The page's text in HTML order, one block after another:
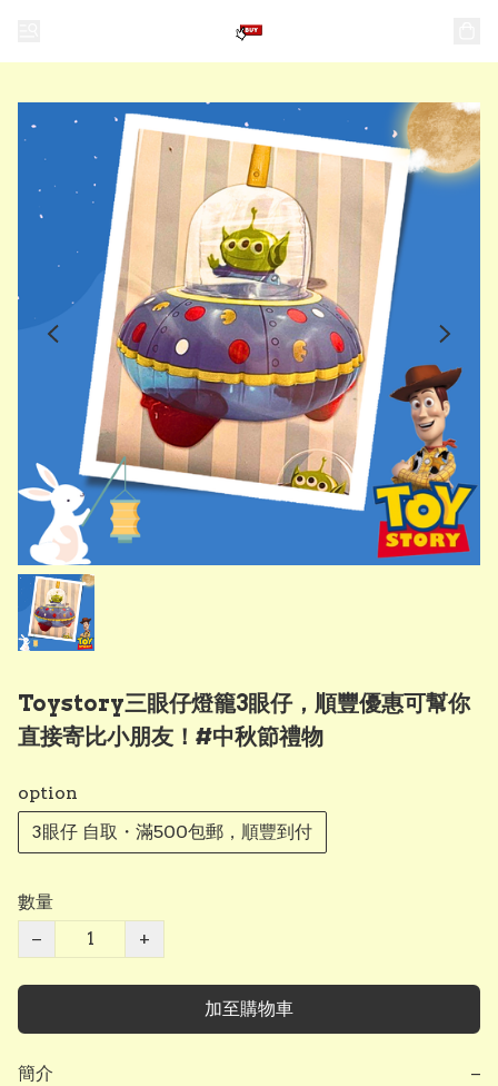
Toystory三眼仔燈籠3眼仔，順豐優惠可幫你
直接寄比小朋友！#中秋節禮物
option
3眼仔 自取・滿500包郵，順豐到付
數量
−
+
加至購物車
簡介 −